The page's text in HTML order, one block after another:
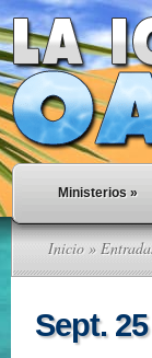
Ministerios »
Inicio »
Sept.